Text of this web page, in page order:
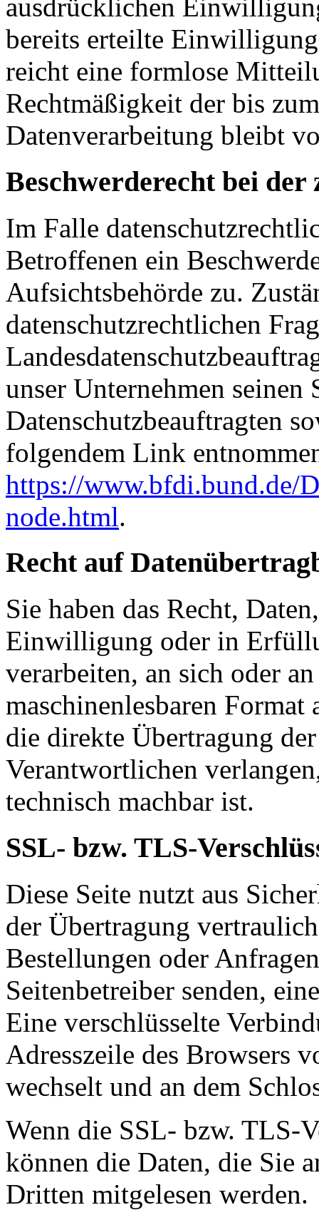
ausdrücklichen
bereits erteilte
reicht eine formlose
Rechtmäßigkeit der bis
Datenverarbeitung bleibt
Beschwerderecht bei
Im Falle
Betroffenen ein
Aufsichtsbehörde zu.
datenschutzrechtlichen
unser Unternehmen
Datenschutzbeauftragten
folgendem Link
https://www.bfdi.bund.de/
node.html.
Recht auf
Sie haben das Recht,
Einwilligung oder in
verarbeiten, an sich oder
maschinenlesbaren Format
die direkte Übertragung
Verantwortlichen
technisch machbar ist.
SSL- bzw. TLS-
Diese Seite nutzt aus
der Übertragung
Bestellungen oder
Seitenbetreiber senden,
Eine verschlüsselte
Adresszeile des Browsers
wechselt und an dem
Wenn die SSL- bzw. TLS-
können die Daten, die Sie
Dritten mitgelesen werden.